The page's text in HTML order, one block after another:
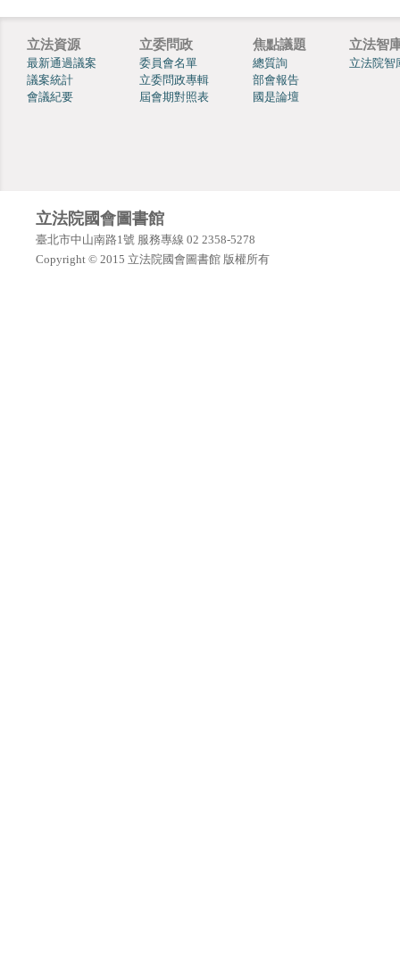
立法資源
最新通過議案
議案統計
會議紀要
立委問政
委員會名單
立委問政專輯
屆會期對照表
焦點議題
總質詢
部會報告
國是論壇
立法智
立法院智
立法院國會圖書館
臺北市中山南路1號 服務專線 02 2358-5278
Copyright © 2015 立法院國會圖書館 版權所有